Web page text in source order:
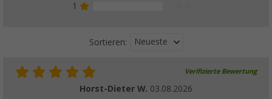
1
Sortieren: Neueste
Verifizierte Bewertung
Horst-Dieter W. 03.08.2026